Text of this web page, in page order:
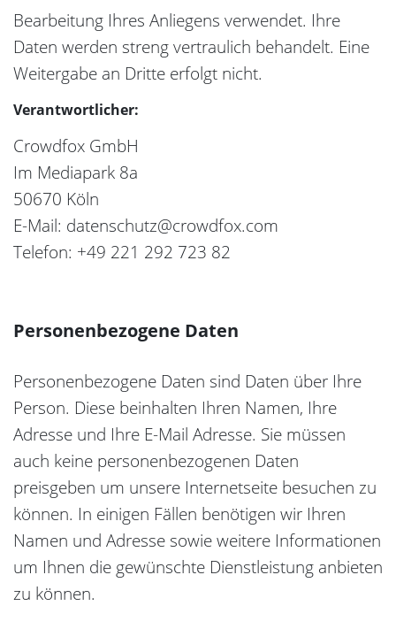
Bearbeitung Ihres Anliegens verwendet. Ihre
Daten werden streng vertraulich behandelt. Eine
Weitergabe an Dritte erfolgt nicht.
Verantwortlicher:
Crowdfox GmbH
Im Mediapark 8a
50670 Köln
E-Mail: datenschutz@crowdfox.com
Telefon: +49 221 292 723 82
Personenbezogene Daten
Personenbezogene Daten sind Daten über Ihre
Person. Diese beinhalten Ihren Namen, Ihre
Adresse und Ihre E-Mail Adresse. Sie müssen
auch keine personenbezogenen Daten
preisgeben um unsere Internetseite besuchen zu
können. In einigen Fällen benötigen wir Ihren
Namen und Adresse sowie weitere Informationen
um Ihnen die gewünschte Dienstleistung anbieten
zu können.